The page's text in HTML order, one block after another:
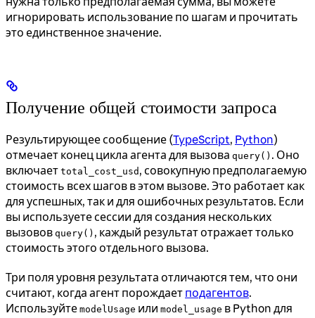
игнорировать использование по шагам и прочитать
это единственное значение.
Получение общей стоимости запроса
Результирующее сообщение (TypeScript, Python)
отмечает конец цикла агента для вызова query() . Оно
включает total_cost_usd , совокупную предполагаемую
стоимость всех шагов в этом вызове. Это работает как
для успешных, так и для ошибочных результатов. Если
вы используете сессии для создания нескольких
вызовов query() , каждый результат отражает только
стоимость этого отдельного вызова.
Три поля уровня результата отличаются тем, что они
считают, когда агент порождает подагентов.
Используйте modelUsage или model_usage в Python для